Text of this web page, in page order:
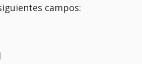
campos: